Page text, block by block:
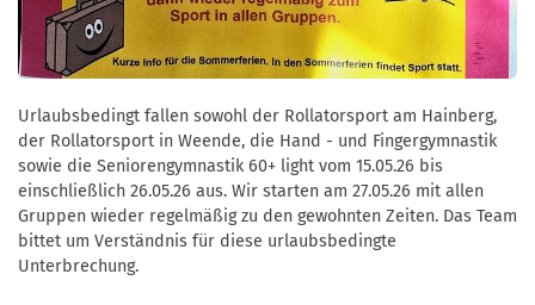
Urlaubsbedingt fallen sowohl der Rollatorsport am Hainberg,
der Rollatorsport in Weende, die Hand - und Fingergymnastik
sowie die Seniorengymnastik 60+ light vom 15.05.26 bis
einschließlich 26.05.26 aus. Wir starten am 27.05.26 mit allen
Gruppen wieder regelmäßig zu den gewohnten Zeiten. Das Team
bittet um Verständnis für diese urlaubsbedingte
Unterbrechung.